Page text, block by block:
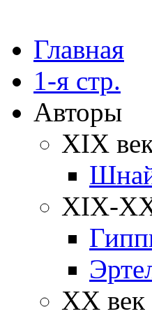
Главная
1-я стр.
Авторы
XIX
XIX-
XX век